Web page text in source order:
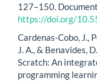
127–150.
https://doi.org/
Cardenas-Cobo, J.,
J. A., & Benavides,
Scratch: An
programming